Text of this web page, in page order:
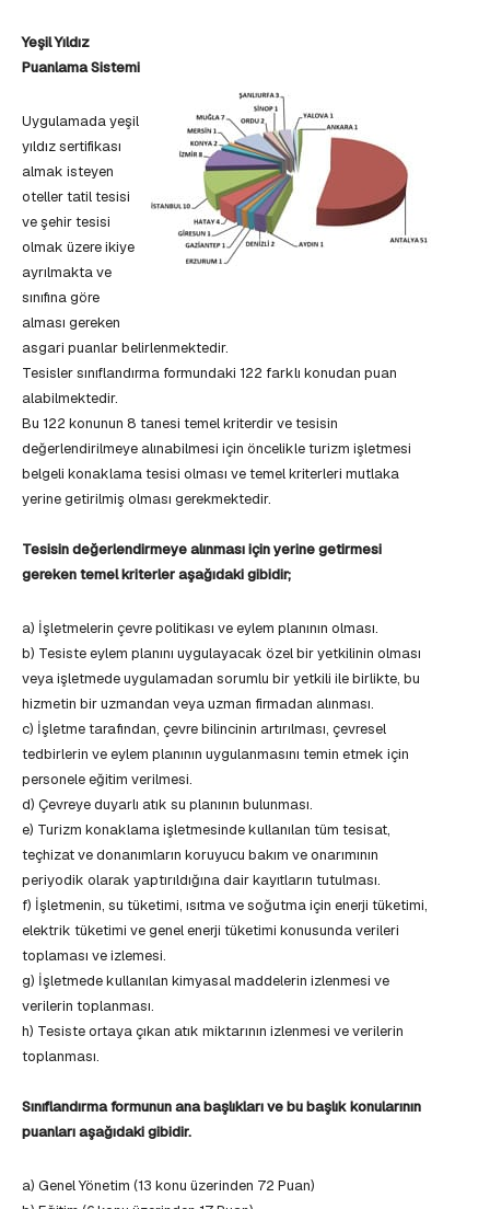
Yeşil Yıldız
Puanlama Sistemi
Uygulamada yeşil
yıldız sertifikası
almak isteyen
oteller tatil tesisi
ve şehir tesisi
olmak üzere ikiye
ayrılmakta ve
sınıfına göre
alması gereken
asgari puanlar belirlenmektedir.
Tesisler sınıflandırma formundaki 122 farklı konudan puan
alabilmektedir.
Bu 122 konunun 8 tanesi temel kriterdir ve tesisin
değerlendirilmeye alınabilmesi için öncelikle turizm işletmesi
belgeli konaklama tesisi olması ve temel kriterleri mutlaka
yerine getirilmiş olması gerekmektedir.
Tesisin değerlendirmeye alınması için yerine getirmesi
gereken temel kriterler aşağıdaki gibidir;
a) İşletmelerin çevre politikası ve eylem planının olması.
b) Tesiste eylem planını uygulayacak özel bir yetkilinin olması
veya işletmede uygulamadan sorumlu bir yetkili ile birlikte, bu
hizmetin bir uzmandan veya uzman firmadan alınması.
c) İşletme tarafından, çevre bilincinin artırılması, çevresel
tedbirlerin ve eylem planının uygulanmasını temin etmek için
personele eğitim verilmesi.
d) Çevreye duyarlı atık su planının bulunması.
e) Turizm konaklama işletmesinde kullanılan tüm tesisat,
teçhizat ve donanımların koruyucu bakım ve onarımının
periyodik olarak yaptırıldığına dair kayıtların tutulması.
f) İşletmenin, su tüketimi, ısıtma ve soğutma için enerji tüketimi,
elektrik tüketimi ve genel enerji tüketimi konusunda verileri
toplaması ve izlemesi.
g) İşletmede kullanılan kimyasal maddelerin izlenmesi ve
verilerin toplanması.
h) Tesiste ortaya çıkan atık miktarının izlenmesi ve verilerin
toplanması.
Sınıflandırma formunun ana başlıkları ve bu başlık konularının
puanları aşağıdaki gibidir.
a) Genel Yönetim (13 konu üzerinden 72 Puan)